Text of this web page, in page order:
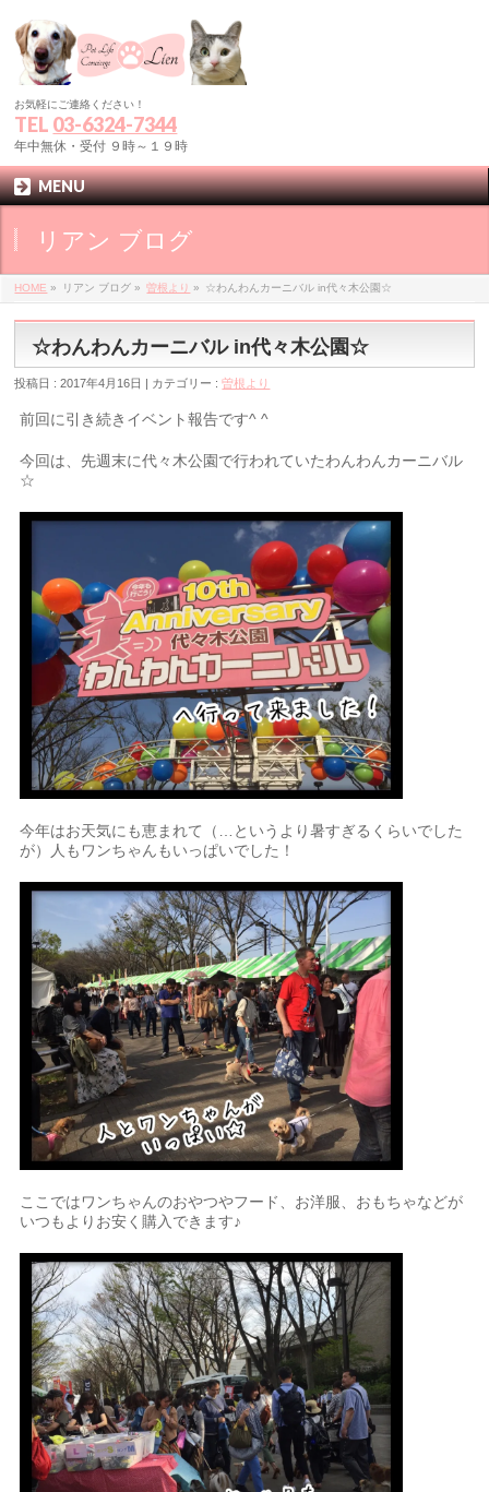
お気軽にご連絡ください！
TEL 03-6324-7344
年中無休・受付 ９時～１９時
MENU
リアン ブログ
HOME » リアン ブログ » 曽根より » ☆わんわんカーニバル in代々木公園☆
☆わんわんカーニバル in代々木公園☆
投稿日 : 2017年4月16日 | カテゴリー :曽根より
前回に引き続きイベント報告です^ ^
今回は、先週末に代々木公園で行われていたわんわんカーニバル
☆
今年はお天気にも恵まれて（…というより暑すぎるくらいでした
が）人もワンちゃんもいっぱいでした！
ここではワンちゃんのおやつやフード、お洋服、おもちゃなどが
いつもよりお安く購入できます♪